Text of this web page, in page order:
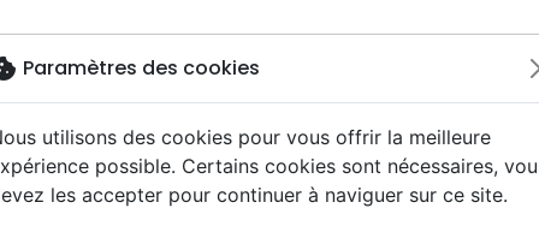
NouveautésBibles
Parole de Vie
Livres
Personne, santé
Jeunesse
9 - 12 ans
Prières, méditations
hop
Noël, Musique de fête
vraies, témoignages
Concerts, spectacles
cadeaux Jeux
Paramètres des cookies
utilisons des cookies pour vous offrir la meilleure
possible. Certains cookies sont nécessaires,
les accepter pour continuer à naviguer sur ce site.